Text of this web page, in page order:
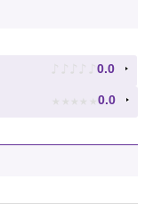
♪ ♪ ♪ ♪ ♪ 0.0
★ ★ ★ ★ ★ 0.0